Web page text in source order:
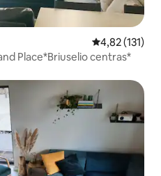
Vidutinis
4,82 (131)
Place*Briuselio centras*